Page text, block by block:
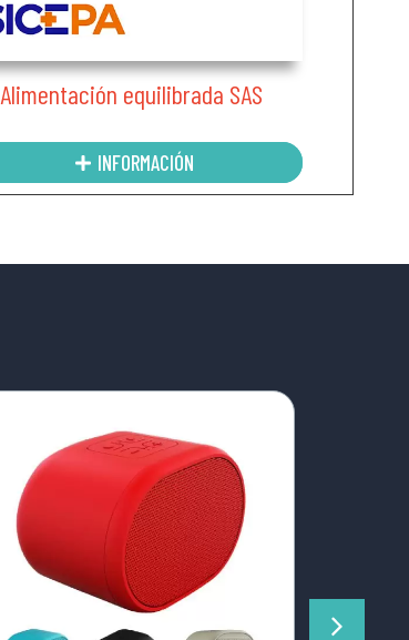
Alimentación equilibrada SAS
INFORMACIÓN